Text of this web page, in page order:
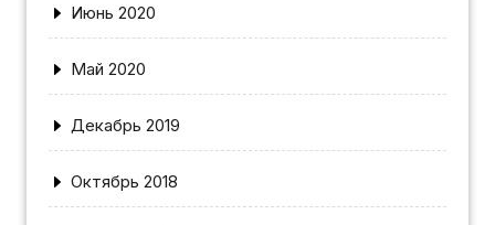
Июнь 2020
Май 2020
Декабрь 2019
Октябрь 2018